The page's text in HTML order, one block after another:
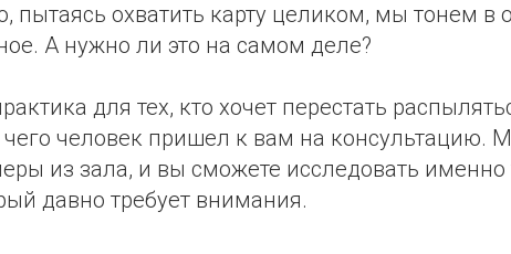
пытаясь охватить карту целиком, мы тонем
А нужно ли это на самом деле?
для тех, кто хочет перестать
чего человек пришел к вам на консультацию.
из зала, и вы сможете исследовать именно
давно требует внимания.